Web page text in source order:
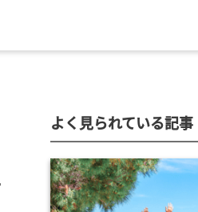
よく見られている記事